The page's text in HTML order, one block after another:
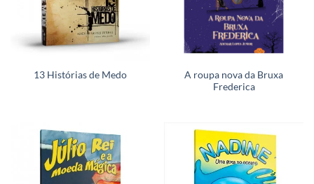
13 Histórias de Medo
A roupa nova da Bruxa
Frederica